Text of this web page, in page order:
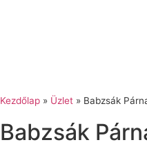
Kezdőlap » Üzlet » Babzsák
Babzsák